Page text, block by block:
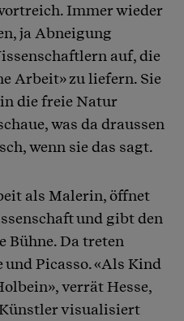
Immer wieder
ja Abneigung
auf, die
Arbeit» zu liefern. Sie
die freie Natur
was da draussen
wenn sie das sagt.
als Malerin, öffnet
und gibt den
Bühne. Da treten
und Picasso. «Als Kind
verrät Hesse,
visualisiert